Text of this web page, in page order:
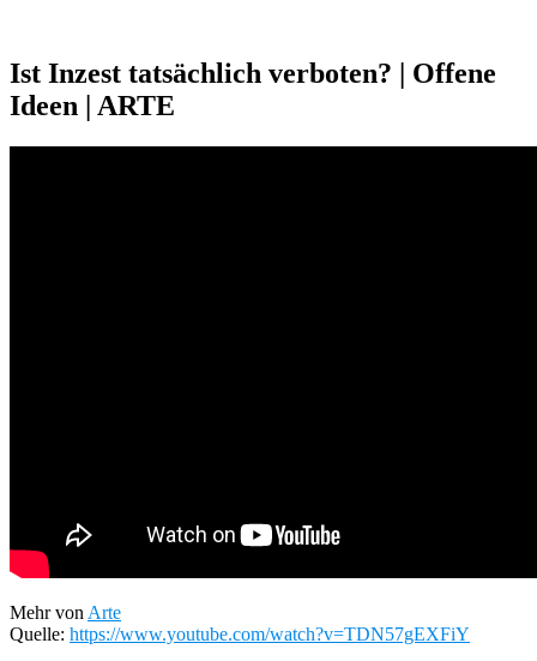
Ist Inzest tatsächlich verboten? | Offene
Ideen | ARTE
Mehr von Arte
Quelle: https://www.youtube.com/watch?v=TDN57gEXFiY